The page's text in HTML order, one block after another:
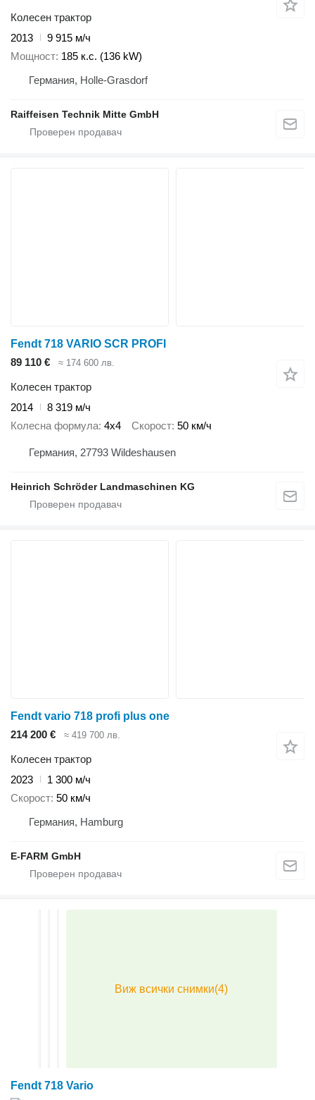
Колесен трактор
2013
9 915 м/ч
Мощност 185 к.с. (136 kW)
Германия, Holle-Grasdorf
Raiffeisen Technik Mitte GmbH
Fendt 718 VARIO SCR PROFI
89 110 €
≈ 174 600 лв.
Колесен трактор
2014
8 319 м/ч
Колесна формула 4x4 Скорост 50 км/ч
Германия, 27793 Wildeshausen
Heinrich Schröder Landmaschinen KG
Fendt vario 718 profi plus one
214 200 €
≈ 419 700 лв.
Колесен трактор
2023
1 300 м/ч
Скорост 50 км/ч
Германия, Hamburg
E-FARM GmbH
Fendt 718 Vario